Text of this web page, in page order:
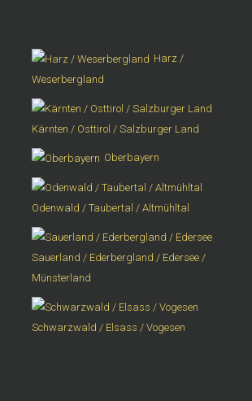
Harz /
Weserbergland
Kärnten / Osttirol / Salzburger Land
Oberbayern
Odenwald / Taubertal / Altmühltal
Sauerland / Ederbergland / Edersee /
Münsterland
Schwarzwald / Elsass / Vogesen